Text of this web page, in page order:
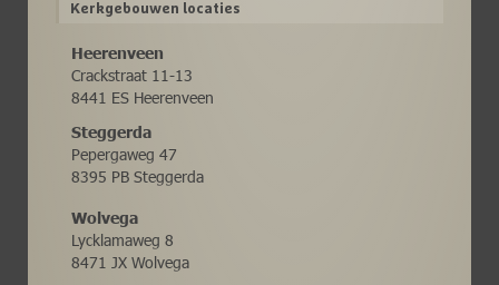
Kerkgebouwen locaties
Heerenveen
Crackstraat 11-13
8441 ES Heerenveen
Steggerda
Pepergaweg 47
8395 PB Steggerda
Wolvega
Lycklamaweg 8
8471 JX Wolvega